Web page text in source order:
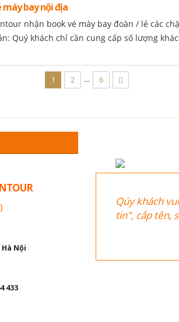
máy bay nội địa
nhận book vé máy bay đoàn / lẻ các
Quý khách chỉ cần cung cấp số lượng
1 2 … 6
Nội
433
Qúy khách
tin", cấp tên,